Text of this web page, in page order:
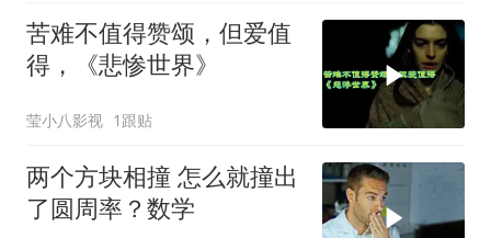
苦难不值得赞颂，但爱值
得，《悲惨世界》
莹小八影视 1跟贴
两个方块相撞 怎么就撞出
了圆周率？数学